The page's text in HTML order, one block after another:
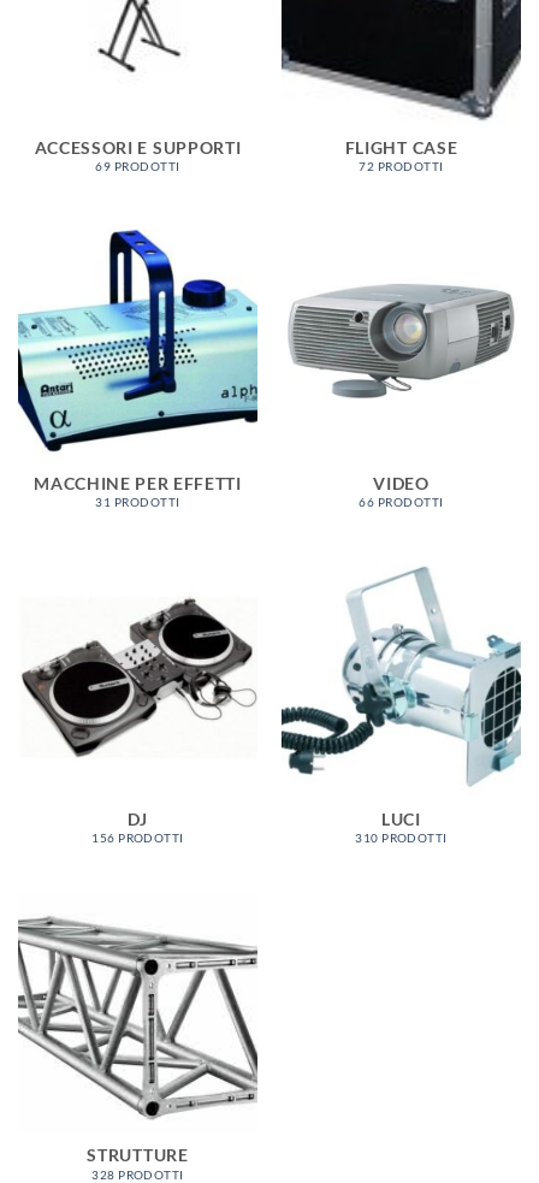
ACCESSORI E SUPPORTI
69 PRODOTTI
FLIGHT CASE
72 PRODOTTI
MACCHINE PER EFFETTI
31 PRODOTTI
VIDEO
66 PRODOTTI
DJ
156 PRODOTTI
LUCI
310 PRODOTTI
STRUTTURE
328 PRODOTTI